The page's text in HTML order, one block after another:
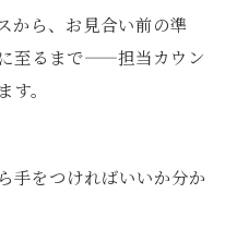
から、お見合い前の準
至るまで——担当カウン
。
手をつければいいか分か